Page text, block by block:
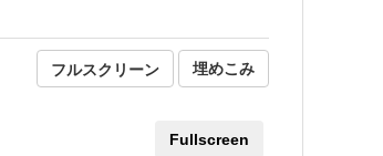
フルスクリーン 埋めこみ
Fullscreen